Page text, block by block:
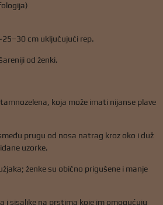
cm uključujući rep.
od ženki.
koja može imati nijanse plave
prugu od nosa natrag kroz oko i duž
uzorke.
ženke su obično prigušene i manje
i sisaljke na prstima koje im omogućuju